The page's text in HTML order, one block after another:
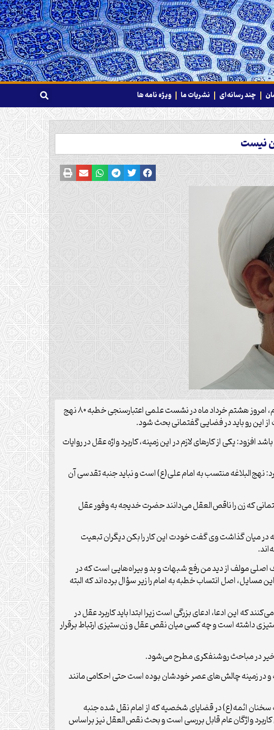
چند رسانه‌ای نشریات ما ویژه نامه ها
نیست
به گزارش خبرنگار خبرگزاری دانشجویان ایران(ایسنا)منطقه قم، حجت‌الاسلام والمسلمین حسین حسینیان مقدم، امروز هشتم خرداد ماه در نشست علمی اعتبارسنجی خطبه ۸۰ نهج
یکی از کارهای لازم در این زمینه، کاربرد واژه عقل در روایات
نهج‌البلاغه منتسب به امام علی(ع) است و نباید جنبه تقدسی آن
که زن را ناقص‌العقل می‌دانند حضرت خدیجه به وفور عقل
در میان گذاشت وی گفت خودت این کار را بکن دیگران تبعیت
مولف از دید من رفع شبهات و بد و بیراه‌هایی است که در
اصل انتساب خطبه به امام را زیر سؤال برده‌اند که البته
این ادعا، ادعای بزرگی است زیرا ابتدا باید کاربرد عقل در
داشته است و چه کسی میان نقص عقل و زن‌ستیزی ارتباط برقرار
در مباحث روشنفکری مطرح می‌شود.
و در زمینه چالش‌های عصر خودشان بوده است حتی احکامی مانند
سخنان ائمه(ع) در قضایای شخصیه که از امام نقل شده جنبه
واژگان عام قابل بررسی است و بحث نقص‌العقل نیز براساس